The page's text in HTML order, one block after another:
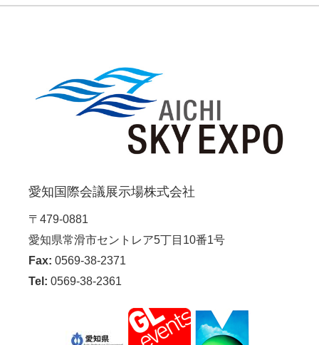
愛知国際会議展示場株式会社
〒479-0881
愛知県常滑市セントレア5丁目10番1号
Fax: 0569-38-2371
Tel: 0569-38-2361